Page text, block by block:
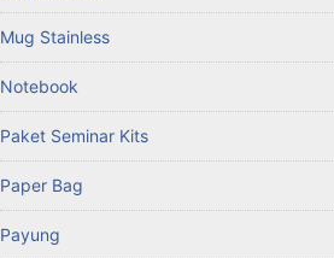
Mug Stainless
Notebook
Paket Seminar Kits
Paper Bag
Payung